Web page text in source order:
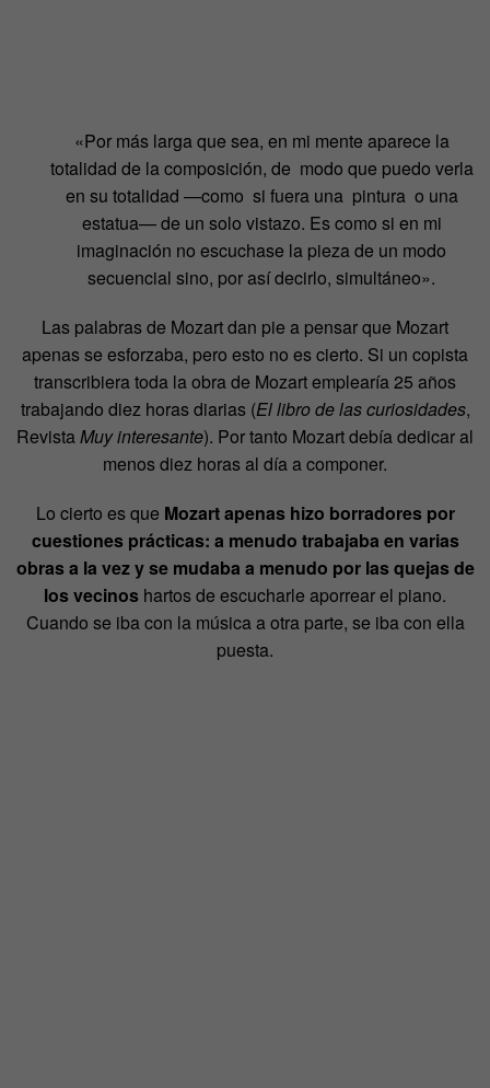
«Por más larga que sea, en mi mente aparece la
totalidad de la composición, de modo que puedo verla
en su totalidad —como si fuera una pintura o una
estatua— de un solo vistazo. Es como si en mi
imaginación no escuchase la pieza de un modo
secuencial sino, por así decirlo, simultáneo».
Las palabras de Mozart dan pie a pensar que Mozart
apenas se esforzaba, pero esto no es cierto. Si un copista
transcribiera toda la obra de Mozart emplearía 25 años
trabajando diez horas diarias (El libro de las curiosidades,
RevistaMuy interesante). Por tanto Mozart debía dedicar al
menos diez horas al día a componer.
Lo cierto es que Mozart apenas hizo borradores por
cuestiones prácticas: a menudo trabajaba en varias
obras a la vez y se mudaba a menudo por las quejas de
los vecinos hartos de escucharle aporrear el piano.
Cuando se iba con la música a otra parte, se iba con ella
puesta.